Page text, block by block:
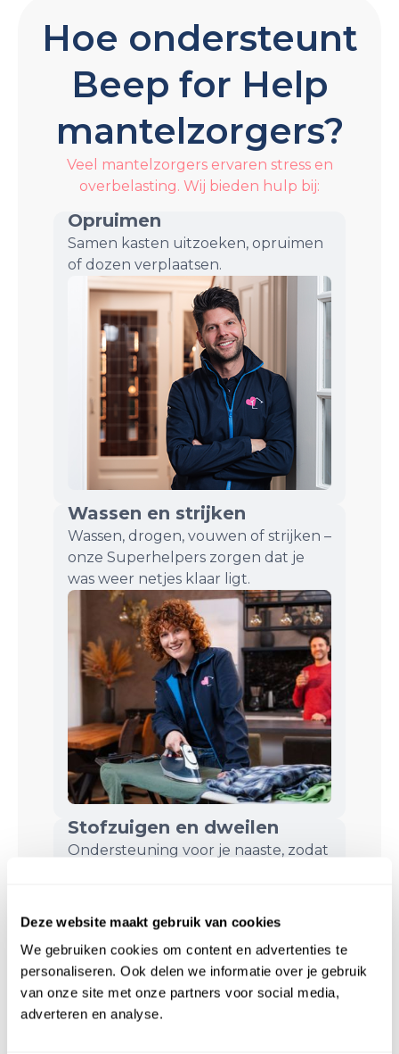
Deze website maakt gebruik van cookies
We gebruiken cookies om content en advertenties te
personaliseren. Ook delen we informatie over je gebruik
van onze site met onze partners voor social media,
adverteren en analyse.
Hoe ondersteunt
Beep for Help
mantelzorgers?
Veel mantelzorgers ervaren stress en
overbelasting. Wij bieden hulp bij:
Opruimen
Samen kasten uitzoeken, opruimen
of dozen verplaatsen.
Wassen en strijken
Wassen, drogen, vouwen of strijken –
onze Superhelpers zorgen dat je
was weer netjes klaar ligt.
Stofzuigen en dweilen
Ondersteuning voor je naaste, zodat